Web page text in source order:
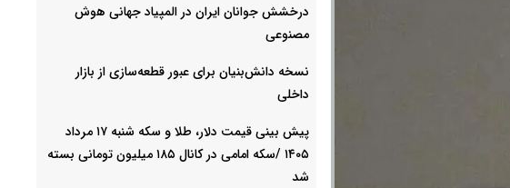
درخشش جوانان ایران در المپیاد جهانی هوش
مصنوعی
نسخه دانش‌بنیان برای عبور قطعه‌سازی از بازار
داخلی
پیش ‌بینی قیمت دلار، طلا و سکه شنبه ۱۷ مرداد
۱۴۰۵ /سکه امامی در کانال ۱۸۵ میلیون تومانی بسته
شد